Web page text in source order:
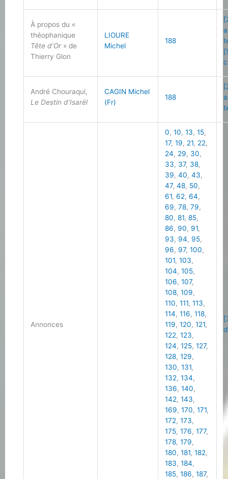
À propos du «
théophanique
Tête d’Or» de
Thierry Glon
LIOURE
Michel
188
André Chouraqui,
Le Destin d’Isarël
CAGIN Michel
(Fr)
188
Annonces
0,10,13,15,
17,19, 21, 22,
24, 29, 30,
33, 37, 38,
39,40,43,
47,48, 50,
61,62,64,
69,78,79,
80,81,85,
86, 90, 91,
93, 94, 95,
96, 97,100,
101,103,
104,105,
106,107,
108,109,
110,111,113,
114,116,118,
119,120,121,
122,123,
124,125,127,
128,129,
130,131,
132,134,
136,140,
142,143,
169,170,171,
172,173,
175,176,177,
178,179,
180,181,182,
183,184,
185,186,187,